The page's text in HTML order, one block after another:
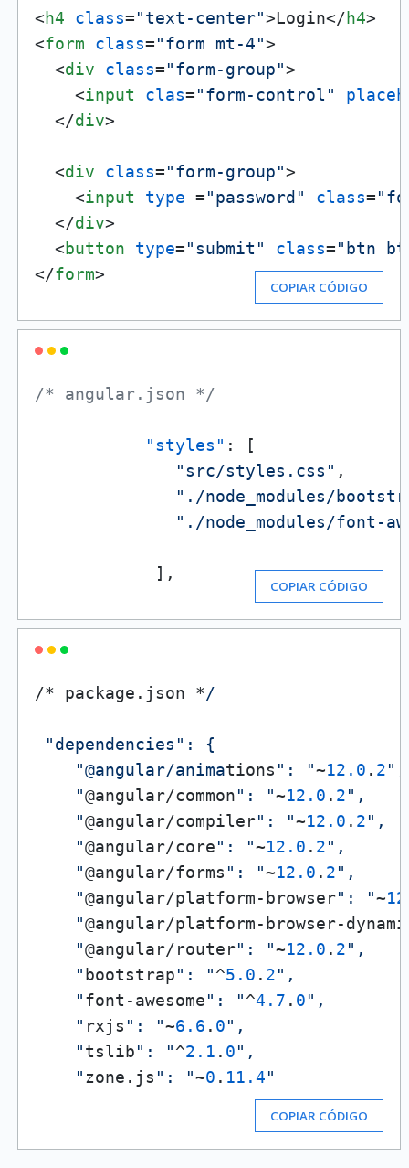
<h4 class="text-center">Login</h4>
<form class="form mt-4">
<div class="form-group">
<input clas="form-control"
</div>
<div class="form-group">
<input type ="password" class=
</div>
<button type="submit" class="btn
</form>
COPIAR CÓDIGO
/* angular.json */
"styles" :
[
"src/styles.css" ,
"./node_modules/
"./node_modules/font-
] ,
COPIAR CÓDIGO
/* package.json */
"dependencies": {
    "@angular/anima
tions ": "~12.0 . 2",
    "
@angular/common": "~12.0 . 2",
    "
@angular/compiler": "~12.0 . 2",
    "
@angular/core": "~12.0 . 2",
    "
@angular/forms ": "~12.0 . 2",
    "
@angular/platform-browser": "~
    "
@angular/platform-browser-
    "
@angular/router": "~12.0 . 2",
    "
bootstrap": "^5.0 . 2",
    "
font-awesome": "^4.7 . 0",
    "
rxjs ": "~6.6 . 0",
    "
tslib": "^2.1 . 0",
    "
zone.js ": "~0 . 11.4
COPIAR CÓDIGO